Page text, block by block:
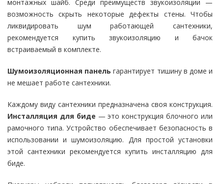
монтажных шайб. Среди преимуществ звукоизоляции —
возможность скрыть некоторые дефекты стены. Чтобы
ликвидировать шум работающей сантехники,
рекомендуется купить звукоизоляцию и бачок
встраиваемый в комплекте.
Шумоизоляционная панельгарантирует тишину в доме и
не мешает работе сантехники.
Каждому виду сантехники предназначена своя конструкция.
Инсталляция для биде — это конструкция блочного или
рамочного типа. Устройство обеспечивает безопасность в
использовании и шумоизоляцию. Для простой установки
этой сантехники рекомендуется купить инсталляцию для
биде.